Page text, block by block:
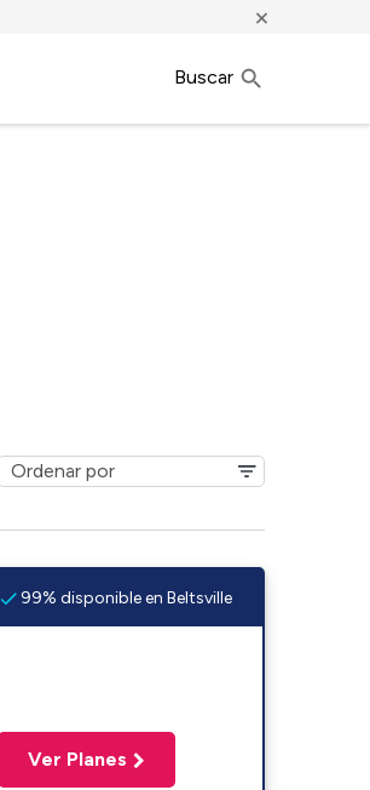
×
Buscar
99% disponible en Beltsville
Ver Planes